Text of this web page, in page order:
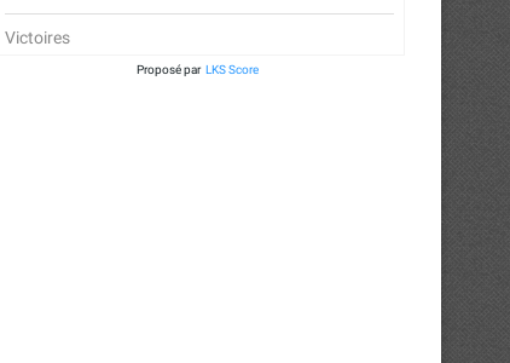
Victoires
Proposé par LKS Score